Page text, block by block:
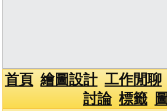
首頁 繪圖設計 工作閒聊
討論 標籤